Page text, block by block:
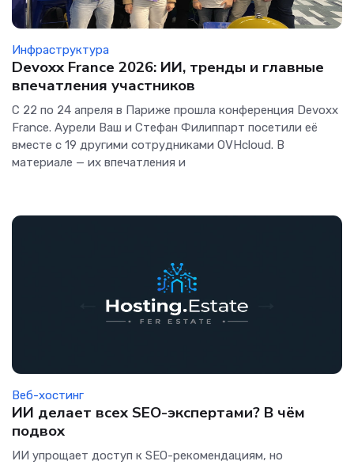
Инфраструктура
Devoxx France 2026: ИИ, тренды и главные
впечатления участников
С 22 по 24 апреля в Париже прошла конференция Devoxx
France. Аурели Ваш и Стефан Филиппарт посетили её
вместе с 19 другими сотрудниками OVHcloud. В
материале — их впечатления и
Веб-хостинг
ИИ делает всех SEO-экспертами? В чём
подвох
ИИ упрощает доступ к SEO-рекомендациям, но